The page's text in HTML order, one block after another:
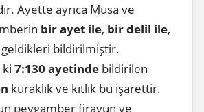
Ayette ayrıca Musa ve
bir ayet ile, bir delil ile,
geldikleri bildirilmiştir.
7:130 ayetinde bildirilen
kuraklıkve kıtlık bu işarettir.
peygamber firavun ve